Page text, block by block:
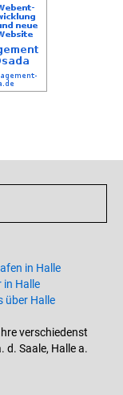
in Halle
in Halle
über Halle
verschiedenst
d. Saale, Halle a.